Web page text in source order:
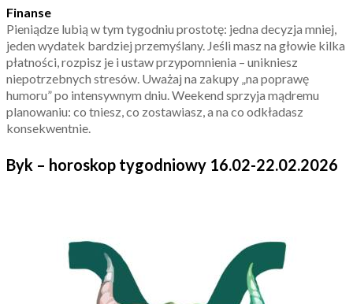
Finanse
Pieniądze lubią w tym tygodniu prostotę: jedna decyzja mniej,
jeden wydatek bardziej przemyślany. Jeśli masz na głowie kilka
płatności, rozpisz je i ustaw przypomnienia – unikniesz
niepotrzebnych stresów. Uważaj na zakupy „na poprawę
humoru” po intensywnym dniu. Weekend sprzyja mądremu
planowaniu: co tniesz, co zostawiasz, a na co odkładasz
konsekwentnie.
Byk – horoskop tygodniowy 16.02-22.02.2026